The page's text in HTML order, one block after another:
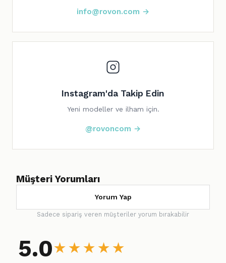
info@rovon.com →
Instagram'da Takip Edin
Yeni modeller ve ilham için.
@rovoncom →
Müşteri Yorumları
Yorum Yap
Sadece sipariş veren müşteriler yorum bırakabilir
5.0★ ★ ★ ★ ★